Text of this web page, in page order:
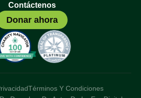
Contáctenos
Donar ahora
Términos Y Condiciones